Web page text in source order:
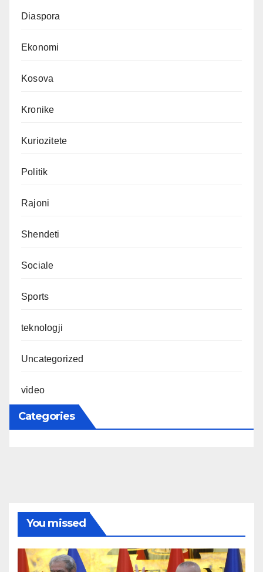
Diaspora
Ekonomi
Kosova
Kronike
Kuriozitete
Politik
Rajoni
Shendeti
Sociale
Sports
teknologji
Uncategorized
video
Categories
You missed